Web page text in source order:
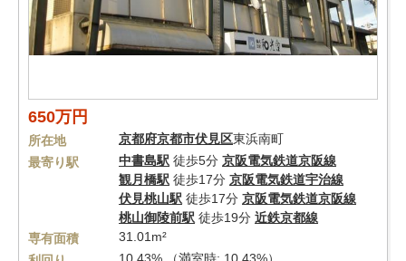
650万円
所在地 京都府京都市伏見区東浜南町
最寄り駅
中書島駅 徒歩5分 京阪電気鉄道京阪線
観月橋駅 徒歩17分 京阪電気鉄道宇治線
伏見桃山駅 徒歩17分 京阪電気鉄道京阪線
桃山御陵前駅 徒歩19分 近鉄京都線
専有面積
31.01m²